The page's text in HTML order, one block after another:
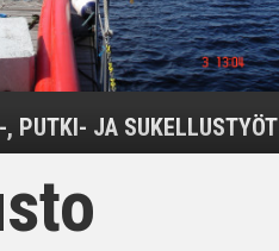
, PUTKI- JA SUKELLUSTYÖT